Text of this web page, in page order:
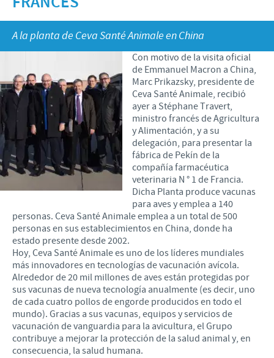
Porcinos
Mundo Ganadero
Nuestro Enfoque en la responsabilidad
Programas de Apoyo Mundial
Patrocinios Científicos
TRABAJAR EN CEVA
Si querés trabajar con nosotros
A la planta de Ceva Santé Animale en China
Con motivo de la visita oficial
de Emmanuel Macron a China,
Marc Prikazsky, presidente de
Ceva Santé Animale, recibió
ayer a Stéphane Travert,
ministro francés de Agricultura
y Alimentación, y a su
delegación, para presentar la
fábrica de Pekín de la
compañía farmacéutica
veterinaria N ° 1 de Francia.
Dicha Planta produce vacunas
para aves y emplea a 140
personas. Ceva Santé Animale emplea a un total de 500
personas en sus establecimientos en China, donde ha
estado presente desde 2002.
Hoy, Ceva Santé Animale es uno de los líderes mundiales
más innovadores en tecnologías de vacunación avícola.
Alrededor de 20 mil millones de aves están protegidas por
sus vacunas de nueva tecnología anualmente (es decir, uno
de cada cuatro pollos de engorde producidos en todo el
mundo). Gracias a sus vacunas, equipos y servicios de
vacunación de vanguardia para la avicultura, el Grupo
contribuye a mejorar la protección de la salud animal y, en
consecuencia, la salud humana.